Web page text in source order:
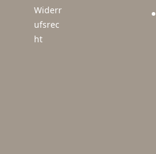
Widerr
ufsrec
ht